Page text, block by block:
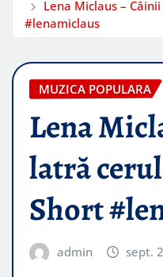
Lena Miclaus –
#lenamiclaus
MUZICA POPULARA
Lena
latră
Short
admin sept.